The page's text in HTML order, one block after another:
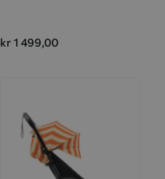
kr 1 499,00